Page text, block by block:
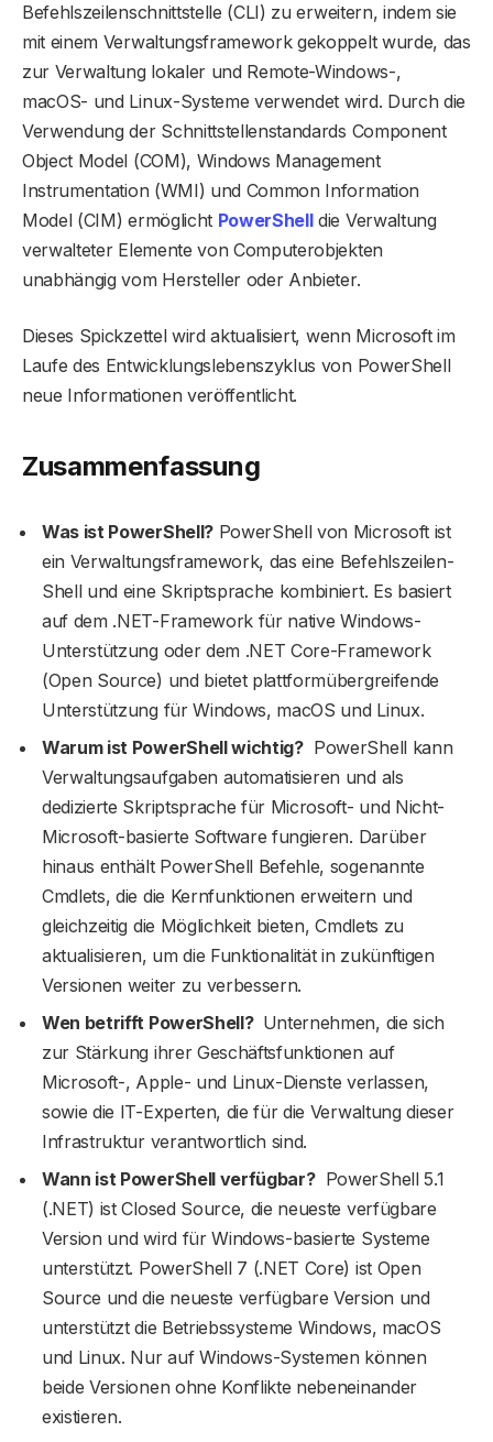
Befehlszeilenschnittstelle (CLI) zu erweitern, indem sie
mit einem Verwaltungsframework gekoppelt wurde, das
zur Verwaltung lokaler und Remote-Windows-,
macOS- und Linux-Systeme verwendet wird. Durch die
Verwendung der Schnittstellenstandards Component
Object Model (COM), Windows Management
Instrumentation (WMI) und Common Information
Model (CIM) ermöglicht PowerShelldie Verwaltung
verwalteter Elemente von Computerobjekten
unabhängig vom Hersteller oder Anbieter.
Dieses Spickzettel wird aktualisiert, wenn Microsoft im
Laufe des Entwicklungslebenszyklus von PowerShell
neue Informationen veröffentlicht.
Zusammenfassung
Was ist PowerShell?PowerShell von Microsoft ist
ein Verwaltungsframework, das eine Befehlszeilen-
Shell und eine Skriptsprache kombiniert. Es basiert
auf dem .NET-Framework für native Windows-
Unterstützung oder dem .NET Core-Framework
(Open Source) und bietet plattformübergreifende
Unterstützung für Windows, macOS und Linux.
Warum ist PowerShell wichtig?PowerShell kann
Verwaltungsaufgaben automatisieren und als
dedizierte Skriptsprache für Microsoft- und Nicht-
Microsoft-basierte Software fungieren. Darüber
hinaus enthält PowerShell Befehle, sogenannte
Cmdlets, die die Kernfunktionen erweitern und
gleichzeitig die Möglichkeit bieten, Cmdlets zu
aktualisieren, um die Funktionalität in zukünftigen
Versionen weiter zu verbessern.
Wen betrifft PowerShell? Unternehmen, die sich
zur Stärkung ihrer Geschäftsfunktionen auf
Microsoft-, Apple- und Linux-Dienste verlassen,
sowie die IT-Experten, die für die Verwaltung dieser
Infrastruktur verantwortlich sind.
Wann ist PowerShell verfügbar?PowerShell 5.1
(.NET) ist Closed Source, die neueste verfügbare
Version und wird für Windows-basierte Systeme
unterstützt. PowerShell 7 (.NET Core) ist Open
Source und die neueste verfügbare Version und
unterstützt die Betriebssysteme Windows, macOS
und Linux. Nur auf Windows-Systemen können
beide Versionen ohne Konflikte nebeneinander
existieren.